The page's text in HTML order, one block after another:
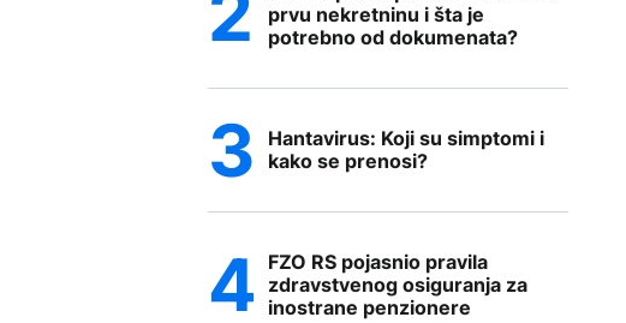
prvu nekretninu i šta je
potrebno od dokumenata?
Hantavirus: Koji su simptomi i
kako se prenosi?
FZO RS pojasnio pravila
zdravstvenog osiguranja za
inostrane penzionere